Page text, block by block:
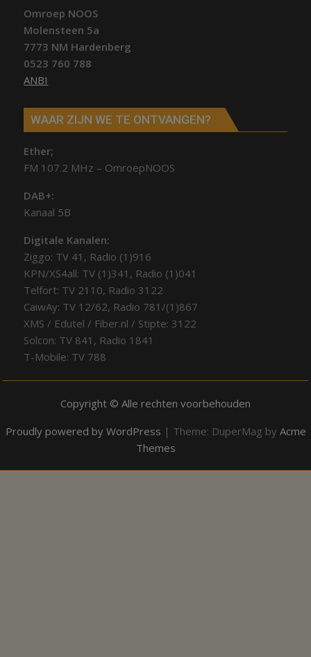
Omroep NOOS
Molensteen 5a
7773 NM Hardenberg
0523 760 788
ANBI
WAAR ZIJN WE TE ONTVANGEN?
Ether;
FM 107.2 MHz – OmroepNOOS
DAB+:
Kanaal 5B
Digitale Kanalen:
Ziggo: TV 41, Radio (1)916
KPN/XS4all: TV (1)341, Radio (1)041
Telfort: TV 2110, Radio 3122
CaiwAy: TV 12/62, Radio 781/(1)867
XMS / Edutel / Fiber.nl / Stipte: 3122
Solcon: TV 841, Radio 1841
T-Mobile: TV 788
Copyright © Alle rechten voorbehouden
Proudly powered by WordPress | Theme: DuperMag by Acme
Themes